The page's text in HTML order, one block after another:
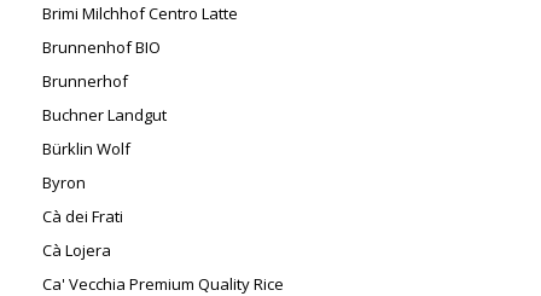
Brimi Milchhof Centro Latte
Brunnenhof BIO
Brunnerhof
Buchner Landgut
Bürklin Wolf
Byron
Cà dei Frati
Cà Lojera
Ca' Vecchia Premium Quality Rice